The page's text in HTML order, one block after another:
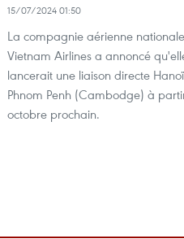
15/07/2024 01:50
La compagnie aérienne nationale
Vietnam Airlines a annoncé
lancerait une liaison directe
Phnom Penh (Cambodge) à
octobre prochain.